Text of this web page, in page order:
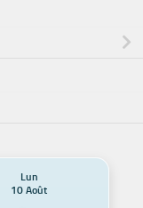
Lun
10 Août